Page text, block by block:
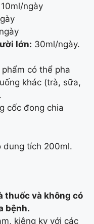
10ml/ngày
lớn: 30ml/ngày.
có thể pha
khác (trà, sữa,
cốc đong chia
dung tích 200ml.
thuốc và không có
bệnh.
kiêng kỵ với các